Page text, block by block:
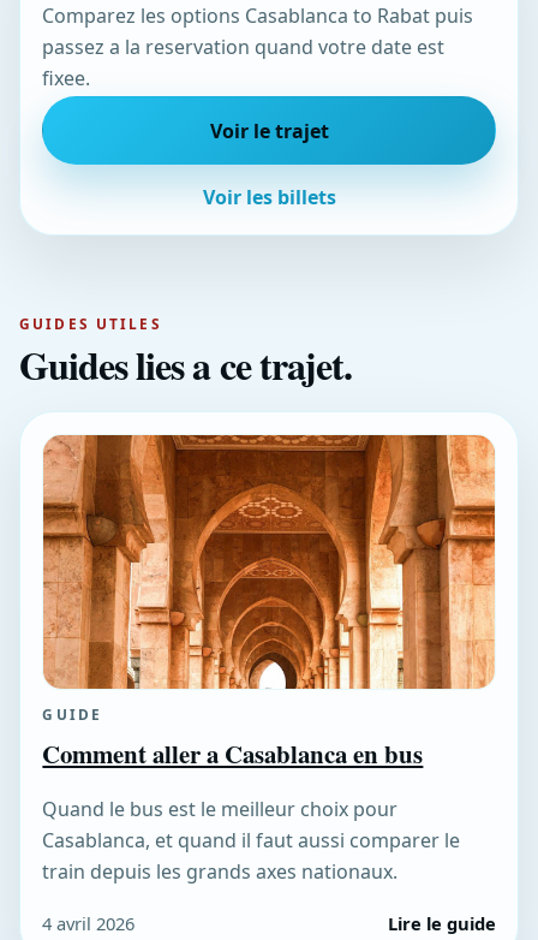
Comparez les options Casablanca to Rabat puis
passez a la reservation quand votre date est
fixee.
Voir le trajet
Voir les billets
GUIDES UTILES
Guides lies a ce trajet.
GUIDE
Comment aller a Casablanca en bus
Quand le bus est le meilleur choix pour
Casablanca, et quand il faut aussi comparer le
train depuis les grands axes nationaux.
4 avril 2026 Lire le guide